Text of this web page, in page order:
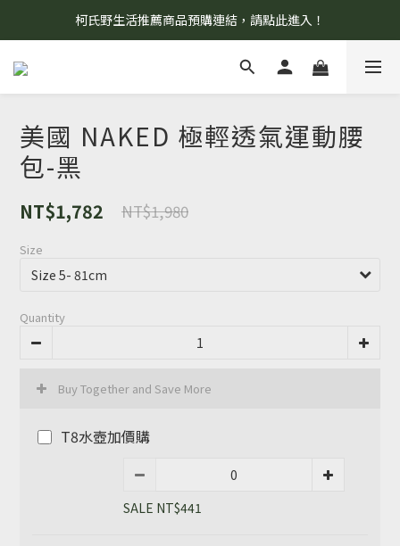
8/7 當天暫停開放工作室。請見諒！
柯氏野生活推薦商品預購連結，請點此進入！
8/7 當天暫停開放工作室。請見諒！
美國 NAKED 極輕透氣運動腰
包-黑
NT$1,782 NT$1,980
Size
Quantity
Buy Together and Save More
T8水壺加價購
SALE NT$441